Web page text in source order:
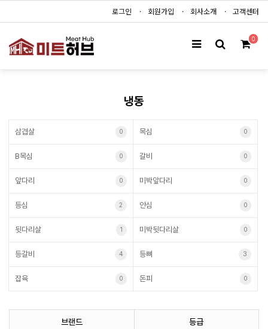
로그인 회원가입 회사소개 고객센터
0
냉동
삼겹살 0 목심 0
B목심 0 갈비 0
앞다리 0 미박앞다리 0
등심 2 안심 0
뒷다리살 1 미박뒷다리살 0
등갈비 4 등뼈 3
잡육 0 돈피 0
브랜드 등급